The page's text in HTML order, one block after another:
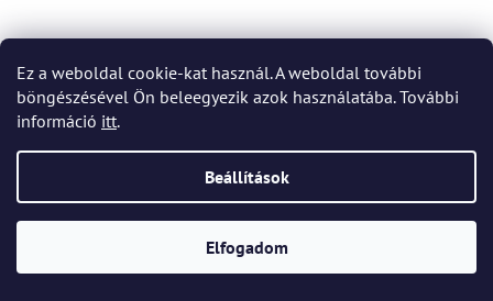
Ez a weboldal cookie-kat használ. A weboldal további
böngészésével Ön beleegyezik azok használatába. További
információ itt.
Beállítások
Elfogadom
Bohemia Crystal Bowl Colosseum 130mm (6 db-os
készlet)
Raktáron(4 szett)
27 250 Ft